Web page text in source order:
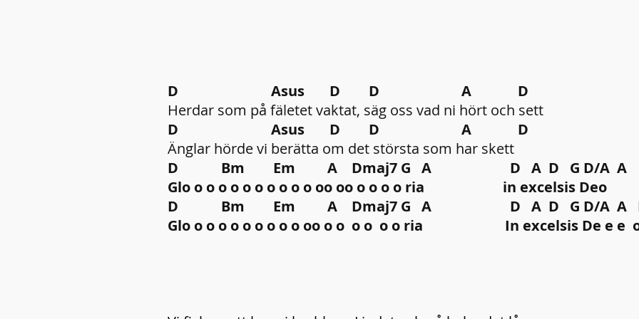
D Asus D D A D
Herdar som på fäletet vaktat, säg oss vad ni hört och sett
D Asus D D A D
Änglar hörde vi berätta om det största som har skett
D Bm Em A Dmaj7 G A D A D G D/A A
Glo o o o o o o o o o o oo oo o o o o ria in excelsis Deo
D Bm Em A Dmaj7 G A D A D G D/A A
Glo o o o o o o o o o oo o o o o o o ria In excelsis De e e